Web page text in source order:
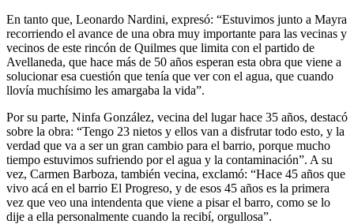
En tanto que, Leonardo Nardini, expresó: “Estuvimos junto a Mayra
recorriendo el avance de una obra muy importante para las vecinas y
vecinos de este rincón de Quilmes que limita con el partido de
Avellaneda, que hace más de 50 años esperan esta obra que viene a
solucionar esa cuestión que tenía que ver con el agua, que cuando
llovía muchísimo les amargaba la vida”.
Por su parte, Ninfa González, vecina del lugar hace 35 años, destacó
sobre la obra: “Tengo 23 nietos y ellos van a disfrutar todo esto, y la
verdad que va a ser un gran cambio para el barrio, porque mucho
tiempo estuvimos sufriendo por el agua y la contaminación”. A su
vez, Carmen Barboza, también vecina, exclamó: “Hace 45 años que
vivo acá en el barrio El Progreso, y de esos 45 años es la primera
vez que veo una intendenta que viene a pisar el barro, como se lo
dije a ella personalmente cuando la recibí, orgullosa”.